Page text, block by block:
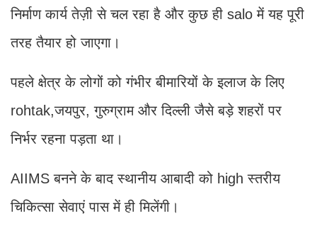
निर्माण कार्य तेज़ी से चल रहा है और कुछ ही salo में यह पूरी
तरह तैयार हो जाएगा।
पहले क्षेत्र के लोगों को गंभीर बीमारियों के इलाज के लिए
rohtak,जयपुर, गुरुग्राम और दिल्ली जैसे बड़े शहरों पर
निर्भर रहना पड़ता था।
AIIMS बनने के बाद स्थानीय आबादी को high स्तरीय
चिकित्सा सेवाएं पास में ही मिलेंगी।